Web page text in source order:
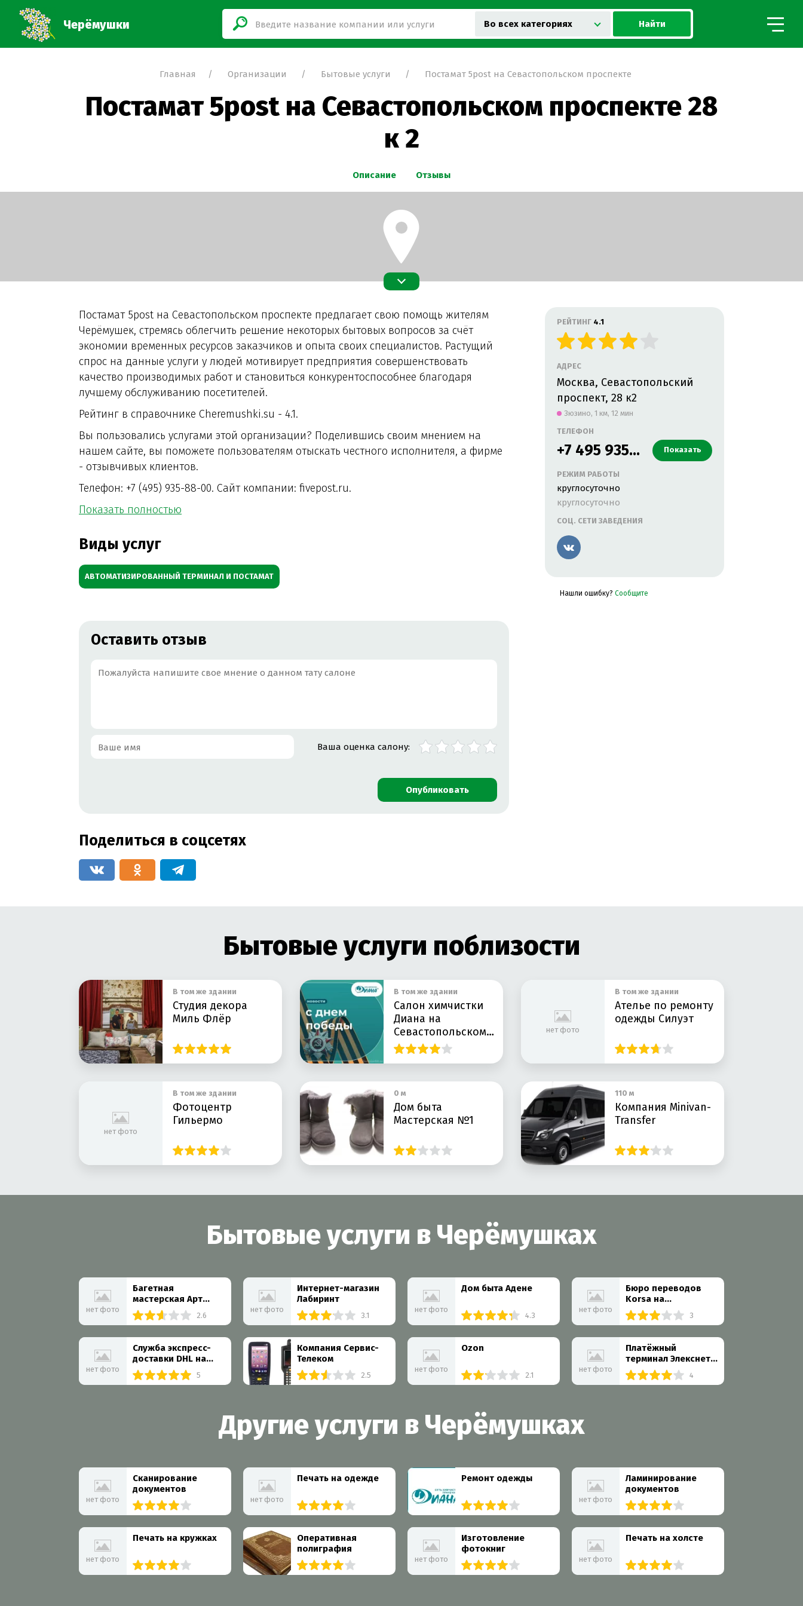
Черёмушки Найти
Во всех категориях
Главная Организации Бытовые услуги Постамат 5post на Севастопольском проспекте
Постамат 5post на Севастопольском проспекте 28
к 2
Описание Отзывы
РЕЙТИНГ 4.1
АДРЕС
Москва, Севастопольский
проспект, 28 к2
Зюзино, 1 км, 12 мин
ТЕЛЕФОН
Показать
+7 495 935...
РЕЖИМ РАБОТЫ
круглосуточно
круглосуточно
СОЦ. СЕТИ ЗАВЕДЕНИЯ
Нашли ошибку? Сообщите
Постамат 5post на Севастопольском проспекте предлагает свою помощь жителям
Черёмушек, стремясь облегчить решение некоторых бытовых вопросов за счёт
экономии временных ресурсов заказчиков и опыта своих специалистов. Растущий
спрос на данные услуги у людей мотивирует предприятия совершенствовать
качество производимых работ и становиться конкурентоспособнее благодаря
лучшему обслуживанию посетителей.
Рейтинг в справочнике Cheremushki.su - 4.1.
Вы пользовались услугами этой организации? Поделившись своим мнением на
нашем сайте, вы поможете пользователям отыскать честного исполнителя, а фирме
- отзывчивых клиентов.
Телефон: +7 (495) 935-88-00. Сайт компании: fivepost.ru.
Показать полностью
Виды услуг
АВТОМАТИЗИРОВАННЫЙ ТЕРМИНАЛ И ПОСТАМАТ
Оставить отзыв
Ваша оценка салону:
Опубликовать
Поделиться в соцсетях
Бытовые услуги поблизости
В том же здании
Студия декора
Миль Флёр
В том же здании
Салон химчистки
Диана на
Севастопольском
проспекте
нет фото
В том же здании
Ателье по ремонту
одежды Силуэт
нет фото
В том же здании
Фотоцентр
Гильермо
0 м
Дом быта
Мастерская №1
110 м
Компания Minivan-
Transfer
Бытовые услуги в Черёмушках
нет фото
Багетная
мастерская Арт
Рама на
Профсоюзной 2.6
нет фото
Служба экспресс-
доставки DHL на
Профсоюзной
улице
5
нет фото
Интернет-магазин
Лабиринт
3.1
Компания Сервис-
Телеком
2.5
нет фото
Дом быта Адене
4.3
нет фото
Ozon
2.1
нет фото
Бюро переводов
Korsa на
Новочерёмушкинской
улице
3
нет фото
Платёжный
терминал Элекснет
на Нахимовском
проспекте
4
Другие услуги в Черёмушках
нет фото
Сканирование
документов
нет фото
Печать на кружках
нет фото
Печать на одежде
Оперативная
полиграфия
Ремонт одежды
нет фото
Изготовление
фотокниг
нет фото
Ламинирование
документов
нет фото
Печать на холсте